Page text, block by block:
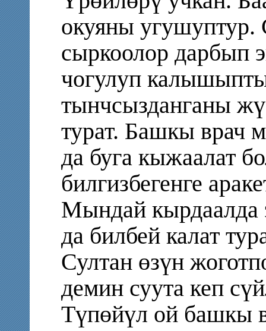
окуяны угушуптур.
сыркоолор дарбып
чогулуп
тынчсызданганы
турат. Башкы врач
да буга кыжаалат
билгизбегенге
Мындай кырдаалда
да билбей калат
Султан өзүн
демин суута кеп
Түпөйүл ой башкы